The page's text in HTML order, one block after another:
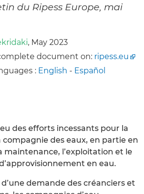
du Ripess Europe, mai
, May 2023
document on: ripess.eu
: English - Español
eu des efforts incessants pour la
des eaux, en partie en
maintenance, l’exploitation et le
en eau.
d’une demande des créanciers et